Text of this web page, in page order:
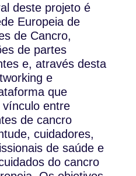
deste projeto é
Europeia de
de Cancro,
de partes
e, através desta
e
que
vínculo entre
de cancro
cuidadores,
de saúde e
do cancro